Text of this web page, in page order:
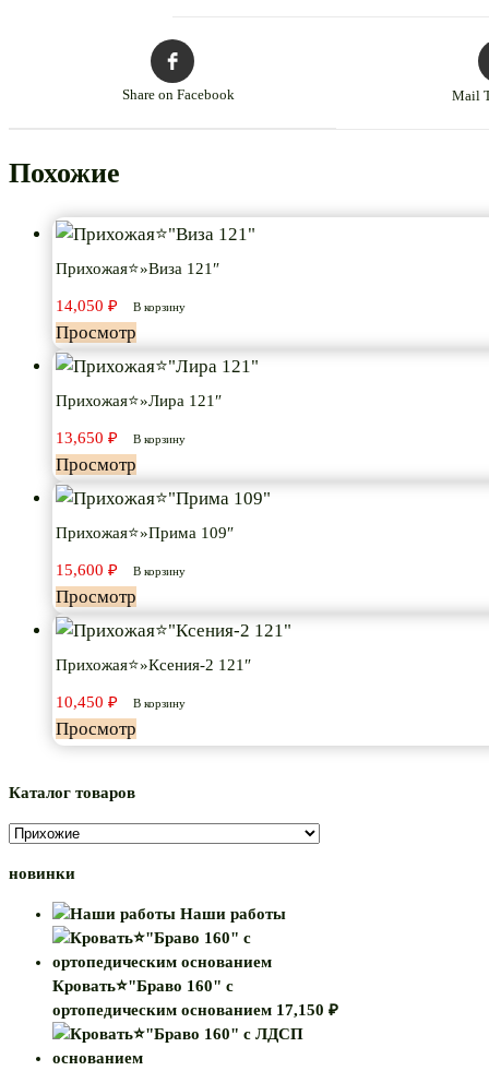
Share on Facebook Mail
Похожие
Прихожая⭐»Виза 121″
14,050 ₽ В корзину
Просмотр
Прихожая⭐»Лира 121″
13,650 ₽ В корзину
Просмотр
Прихожая⭐»Прима 109″
15,600 ₽ В корзину
Просмотр
Прихожая⭐»Ксения-2 121″
10,450 ₽ В корзину
Просмотр
Каталог товаров
новинки
Наши работы
Кровать⭐"Браво 160" с
ортопедическим основанием 17,150 ₽